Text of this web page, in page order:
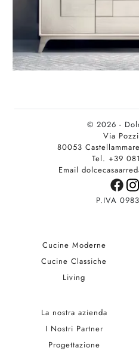
© 2026 -
Via
80053
Tel. +39
Email
P.IVA
Cucine Moderne
Cucine Classiche
Living
La nostra azienda
I Nostri Partner
Progettazione